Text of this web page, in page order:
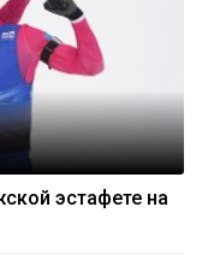
эстафете на